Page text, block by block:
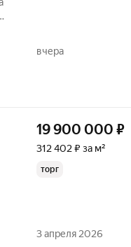
вчера
19 900 000 ₽
312 402 ₽ за м²
торг
3 апреля 2026